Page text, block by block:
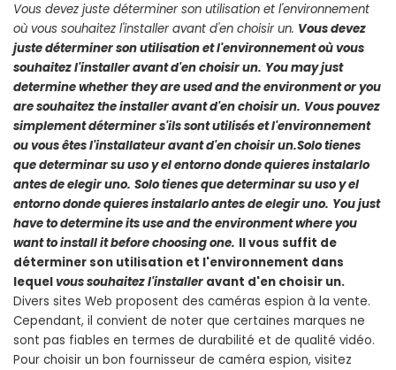
Vous devez juste déterminer son utilisation et l'environnement
où vous souhaitez l'installer avant d'en choisir un. Vous devez
juste déterminer son utilisation et l'environnement oùvous
souhaitez l'installeravant d'en choisir un. You may just
determine whether they are used and the environment or you
aresouhaitez the installeravant d'en choisir un. Vous pouvez
simplement déterminer s'ils sont utilisés et l'environnement
ou vous êtesl'installateuravant d'en choisir un.Solo tienes
que determinar su uso y el entorno dondequieres instalarlo
antes de elegir uno. Solo tienes que determinar su uso y el
entorno dondequieres instalarloantes de elegir uno. You just
have to determine its use and the environment whereyou
want to installit before choosing one. Il vous suffit de
déterminer son utilisation et l'environnement dans
lequelvous souhaitez l'installer avant d'en choisir un.
Divers sites Web proposent des caméras espion à la vente.
Cependant, il convient de noter que certaines marques ne
sont pas fiables en termes de durabilité et de qualité vidéo.
Pour choisir un bon fournisseur de caméra espion, visitez